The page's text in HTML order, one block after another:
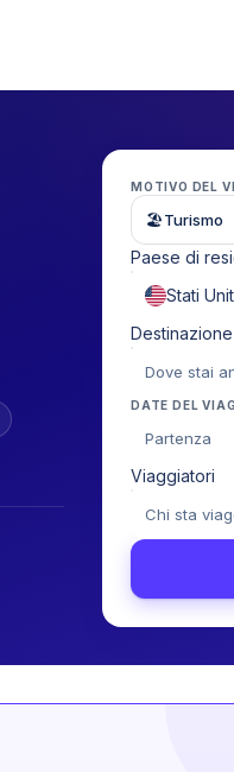
MOTIVO DEL
🏖Turismo
Paese di
DATE DEL
Partenza
Viaggiatori
Chi sta